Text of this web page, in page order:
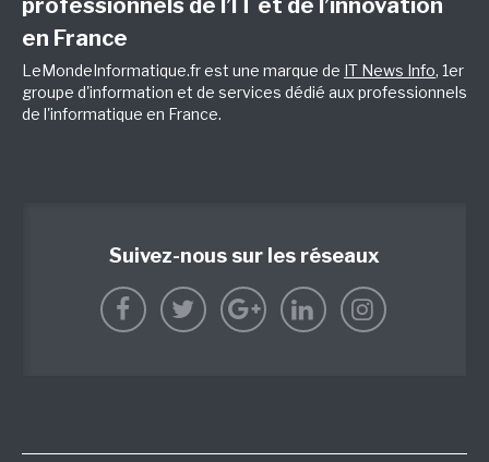
professionnels de l’IT et de l’innovation
en France
LeMondeInformatique.fr est une marque de IT News Info, 1er
groupe d'information et de services dédié aux professionnels
de l'informatique en France.
Suivez-nous sur les réseaux